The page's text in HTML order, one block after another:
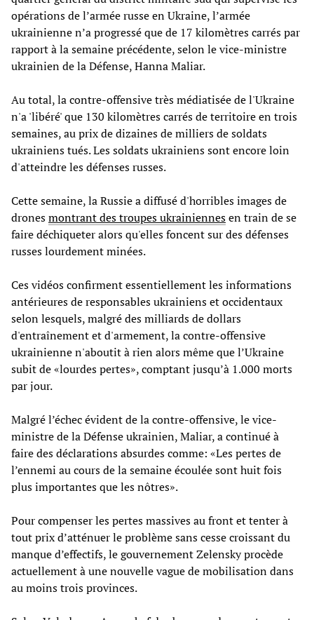
opérations de l’armée russe en Ukraine, l’armée
ukrainienne n’a progressé que de 17 kilomètres carrés par
rapport à la semaine précédente, selon le vice-ministre
ukrainien de la Défense, Hanna Maliar.
Au total, la contre-offensive très médiatisée de l'Ukraine
n'a 'libéré' que 130 kilomètres carrés de territoire en trois
semaines, au prix de dizaines de milliers de soldats
ukrainiens tués. Les soldats ukrainiens sont encore loin
d'atteindre les défenses russes.
Cette semaine, la Russie a diffusé d'horribles images de
dronesmontrant des troupes ukrainiennesen train de se
faire déchiqueter alors qu'elles foncent sur des défenses
russes lourdement minées.
Ces vidéos confirment essentiellement les informations
antérieures de responsables ukrainiens et occidentaux
selon lesquels, malgré des milliards de dollars
d'entraînement et d'armement, la contre-offensive
ukrainienne n'aboutit à rien alors même que l’Ukraine
subit de «lourdes pertes», comptant jusqu’à 1.000 morts
par jour.
Malgré l’échec évident de la contre-offensive, le vice-
ministre de la Défense ukrainien, Maliar, a continué à
faire des déclarations absurdes comme: «Les pertes de
l’ennemi au cours de la semaine écoulée sont huit fois
plus importantes que les nôtres».
Pour compenser les pertes massives au front et tenter à
tout prix d’atténuer le problème sans cesse croissant du
manque d’effectifs, le gouvernement Zelensky procède
actuellement à une nouvelle vague de mobilisation dans
au moins trois provinces.